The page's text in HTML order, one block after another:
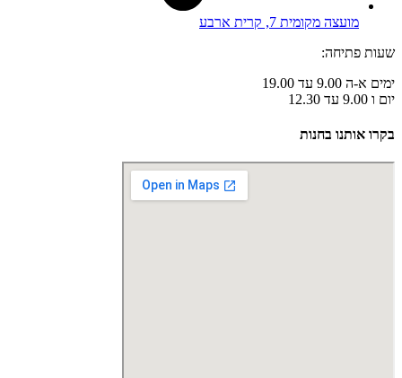
מועצה מקומית 7, קרית ארבע
שעות פתיחה:
ימים א-ה 9.00 עד 19.00
יום ו 9.00 עד 12.30
בקרו אותנו בחנות